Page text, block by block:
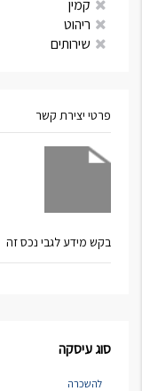
קמין
ריהוט
שירותים
פרטי יצירת קשר
בקש מידע לגבי נכס זה
סוג עיסקה
להשכרה